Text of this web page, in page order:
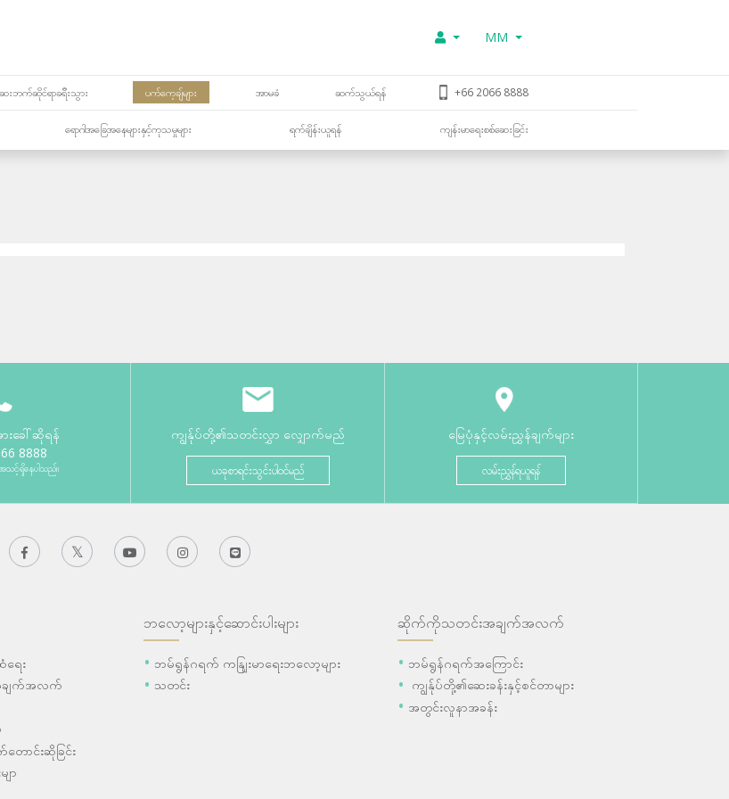
MM
းဘက်ဆိုင်ရာခရီးသွား ပက်ကေ့ချ်များ အာမခံ ဆက်သွယ်ရန် +66 2066 8888
ရောဂါအခြေအနေများနှင့်ကုသမှုများ ရက်ချိန်းယူရန် ကျန်းမာရေးစစ်ဆေးခြင်း
းခေါ်ဆိုရန်
8888
သင့်ရှိနေပါသည်။
ကျွန်ုပ်တို့၏သတင်းလွှာ လျှောက်မည်
ယခုစာရင်းသွင်းပါဝင်မည်
မြေပုံနှင့်လမ်းညွှန်ချက်များ
လမ်းညွှန်ရယူရန်
ေး
ချက်အလက်
ာင်းဆိုခြင်း
ျာ
ဘလော့များနှင့်ဆောင်းပါးများ
ဘမ်ရွန်ဂရက် ကနျြးမာရေးဘလော့များ
သတင်း
ဆိုက်ကိုသတင်းအချက်အလက်
ဘမ်ရွန်ဂရက်အကြောင်း
ကျွန်ုပ်တို့၏ဆေးခန်းနှင့်စင်တာများ
အတွင်းလူနာအခန်း